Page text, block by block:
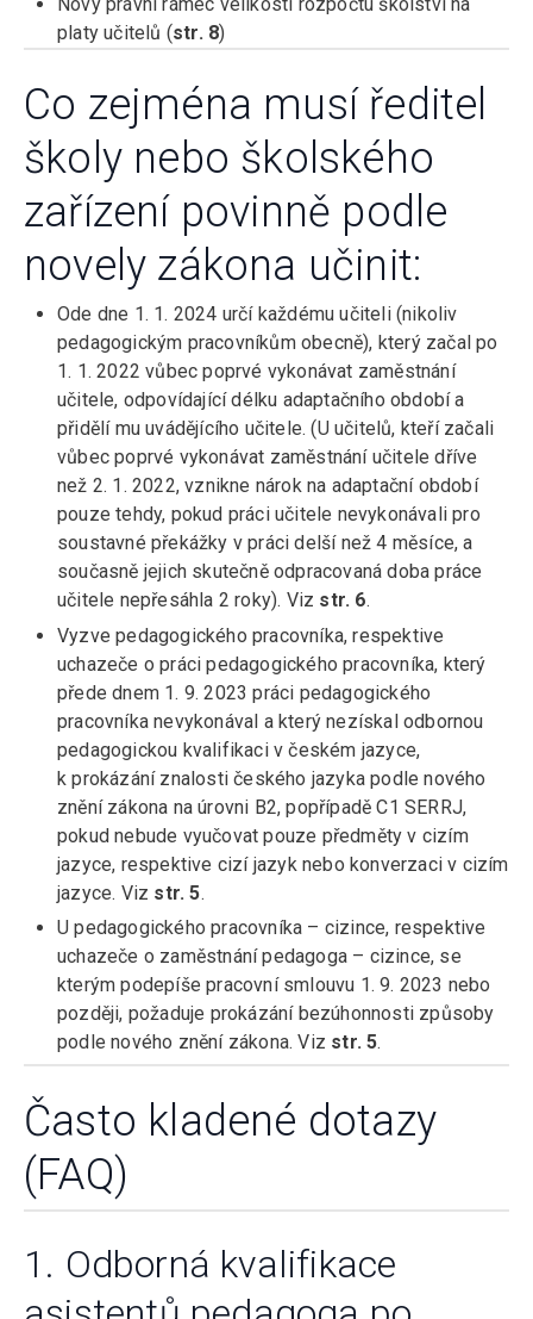
platy učitelů (str. 8)
Co zejména musí ředitel
školy nebo školského
zařízení povinně podle
novely zákona učinit:
Ode dne 1. 1. 2024 určí každému učiteli (nikoliv
pedagogickým pracovníkům obecně), který začal po
1. 1. 2022 vůbec poprvé vykonávat zaměstnání
učitele, odpovídající délku adaptačního období a
přidělí mu uvádějícího učitele. (U učitelů, kteří začali
vůbec poprvé vykonávat zaměstnání učitele dříve
než 2. 1. 2022, vznikne nárok na adaptační období
pouze tehdy, pokud práci učitele nevykonávali pro
soustavné překážky v práci delší než 4 měsíce, a
současně jejich skutečně odpracovaná doba práce
učitele nepřesáhla 2 roky). Viz str. 6.
Vyzve pedagogického pracovníka, respektive
uchazeče o práci pedagogického pracovníka, který
přede dnem 1. 9. 2023 práci pedagogického
pracovníka nevykonával a který nezískal odbornou
pedagogickou kvalifikaci v českém jazyce,
k prokázání znalosti českého jazyka podle nového
znění zákona na úrovni B2, popřípadě C1 SERRJ,
pokud nebude vyučovat pouze předměty v cizím
jazyce, respektive cizí jazyk nebo konverzaci v cizím
jazyce. Viz str. 5.
U pedagogického pracovníka – cizince, respektive
uchazeče o zaměstnání pedagoga – cizince, se
kterým podepíše pracovní smlouvu 1. 9. 2023 nebo
později, požaduje prokázání bezúhonnosti způsoby
podle nového znění zákona. Viz str. 5.
Často kladené dotazy
(FAQ)
1. Odborná kvalifikace